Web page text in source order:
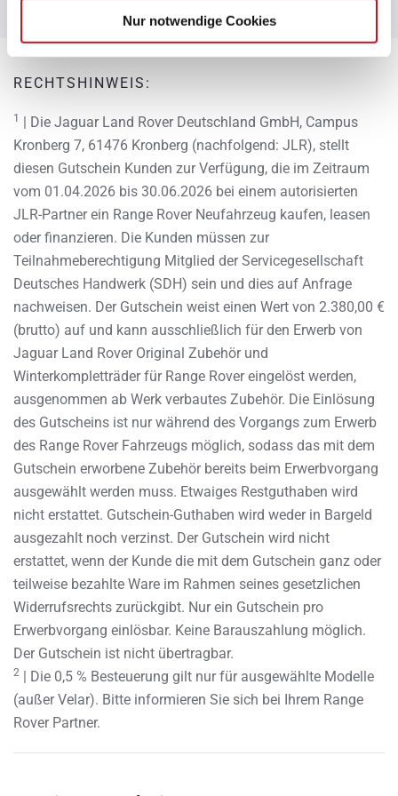
Nur notwendige Cookies
RECHTSHINWEIS:
1
| Die Jaguar Land Rover Deutschland GmbH, Campus
Kronberg 7, 61476 Kronberg (nachfolgend: JLR), stellt
diesen Gutschein Kunden zur Verfügung, die im Zeitraum
vom 01.04.2026 bis 30.06.2026 bei einem autorisierten
JLR-Partner ein Range Rover Neufahrzeug kaufen, leasen
oder finanzieren. Die Kunden müssen zur
Teilnahmeberechtigung Mitglied der Servicegesellschaft
Deutsches Handwerk (SDH) sein und dies auf Anfrage
nachweisen. Der Gutschein weist einen Wert von 2.380,00 €
(brutto) auf und kann ausschließlich für den Erwerb von
Jaguar Land Rover Original Zubehör und
Winterkompletträder für Range Rover eingelöst werden,
ausgenommen ab Werk verbautes Zubehör. Die Einlösung
des Gutscheins ist nur während des Vorgangs zum Erwerb
des Range Rover Fahrzeugs möglich, sodass das mit dem
Gutschein erworbene Zubehör bereits beim Erwerbvorgang
ausgewählt werden muss. Etwaiges Restguthaben wird
nicht erstattet. Gutschein-Guthaben wird weder in Bargeld
ausgezahlt noch verzinst. Der Gutschein wird nicht
erstattet, wenn der Kunde die mit dem Gutschein ganz oder
teilweise bezahlte Ware im Rahmen seines gesetzlichen
Widerrufsrechts zurückgibt. Nur ein Gutschein pro
Erwerbvorgang einlösbar. Keine Barauszahlung möglich.
Der Gutschein ist nicht übertragbar.
2
| Die 0,5 % Besteuerung gilt nur für ausgewählte Modelle
(außer Velar). Bitte informieren Sie sich bei Ihrem Range
Rover Partner.